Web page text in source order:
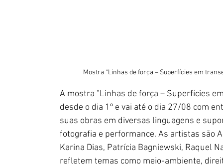
Mostra “Linhas de força – Superfícies em
A mostra "Linhas de força – Superfícies
desde o dia 1º e vai até o dia 27/08 com
suas obras em diversas linguagens e
fotografia e performance. As artistas são
Karina Dias, Patrícia Bagniewski, Raquel
refletem temas como meio-ambiente,